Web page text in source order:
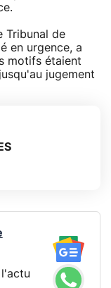
Tribunal de
en urgence, a
motifs étaient
jugement